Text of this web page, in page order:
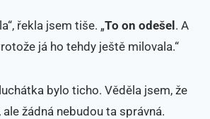
řekla jsem tiše. „To on odešel . A
já ho tehdy ještě milovala.“
bylo ticho. Věděla jsem, že
žádná nebudou ta správná.